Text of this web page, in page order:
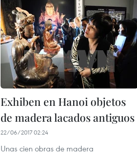
Exhiben en Hanoi objetos
de madera lacados antiguos
22/06/2017 02:24
Unas cien obras de madera